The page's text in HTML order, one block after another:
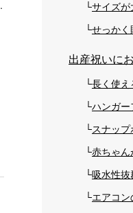
サイズが
せっかく
出産祝いに
長く使え
ハンガー
スナッ
赤ちゃん
吸水性抜
エアコ